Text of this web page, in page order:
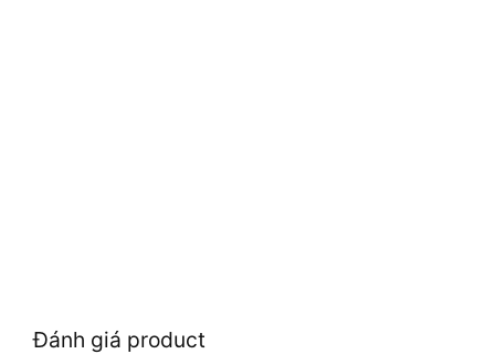
Đánh giá product